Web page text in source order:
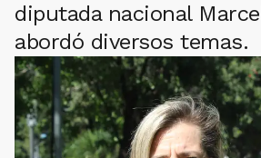
diputada nacional
abordó diversos temas.